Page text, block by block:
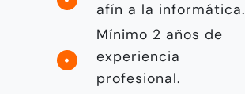
afín a la informática.
Mínimo 2 años de
experiencia
profesional.